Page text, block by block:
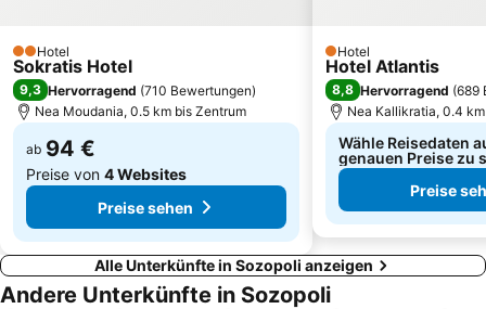
Nea Fokea beach
Stadium PAOK
Galeriusbogen
Palia Paralia
2nd Walk From St. Sophia and St. Demetrius on Ionos Dragoumi and Beach
2 Sterne
Hotel
Sokratis Hotel
9,3 Hervorragend (710 Bewertungen)
Nea Moudania, 0.5 km bis Zentrum
ab 94 €
Preise von 4 Websites
Preise sehen
1 Sterne
Hotel
Hotel Atlantis
8,8 Hervorragend (689
Nea Kallikratia, 0.4
Wähle Reisedaten
genauen Preise zu
Preise
Alle Unterkünfte in Sozopoli anzeigen
Andere Unterkünfte in Sozopoli